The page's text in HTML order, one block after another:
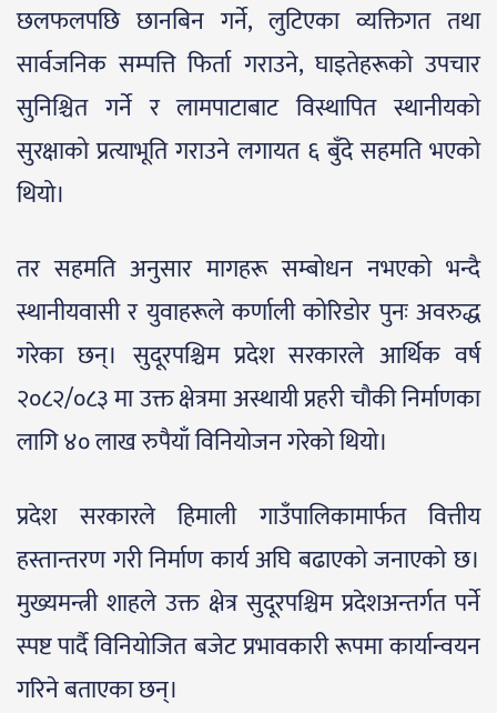
छलफलपछि छानबिन गर्ने, लुटिएका व्यक्तिगत तथा
सार्वजनिक सम्पत्ति फिर्ता गराउने, घाइतेहरूको उपचार
सुनिश्चित गर्ने र लामपाटाबाट विस्थापित स्थानीयको
सुरक्षाको प्रत्याभूति गराउने लगायत ६ बुँदे सहमति भएको
थियो।
तर सहमति अनुसार मागहरू सम्बोधन नभएको भन्दै
स्थानीयवासी र युवाहरूले कर्णाली कोरिडोर पुनः अवरुद्ध
गरेका छन्। सुदूरपश्चिम प्रदेश सरकारले आर्थिक वर्ष
२०८२/०८३ मा उक्त क्षेत्रमा अस्थायी प्रहरी चौकी निर्माणका
लागि ४० लाख रुपैयाँ विनियोजन गरेको थियो।
प्रदेश सरकारले हिमाली गाउँपालिकामार्फत वित्तीय
हस्तान्तरण गरी निर्माण कार्य अघि बढाएको जनाएको छ।
मुख्यमन्त्री शाहले उक्त क्षेत्र सुदूरपश्चिम प्रदेशअन्तर्गत पर्ने
स्पष्ट पार्दै विनियोजित बजेट प्रभावकारी रूपमा कार्यान्वयन
गरिने बताएका छन्।